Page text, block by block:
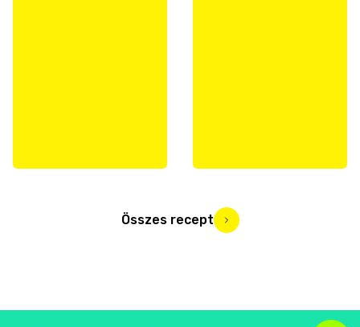
Összes recept